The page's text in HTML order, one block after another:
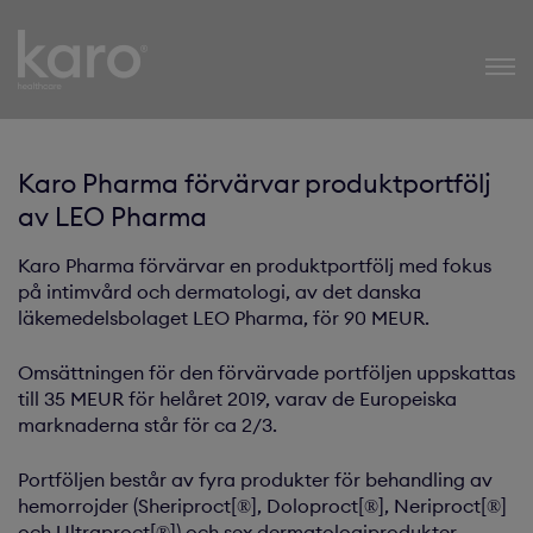
Karo Healthcare
Karo Pharma förvärvar produktportfölj
av LEO Pharma
Karo Pharma förvärvar en produktportfölj med fokus
på intimvård och dermatologi, av det danska
läkemedelsbolaget LEO Pharma, för 90 MEUR.
Omsättningen för den förvärvade portföljen uppskattas
till 35 MEUR för helåret 2019, varav de Europeiska
marknaderna står för ca 2/3.
Portföljen består av fyra produkter för behandling av
hemorrojder (Sheriproct[®], Doloproct[®], Neriproct[®]